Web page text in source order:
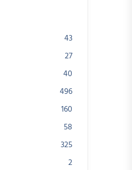
43
27
40
496
160
58
325
2